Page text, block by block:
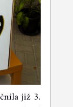
již 3.